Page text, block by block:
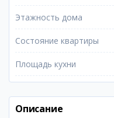
Этажность дома
Состояние квартиры
Площадь кухни
Описание